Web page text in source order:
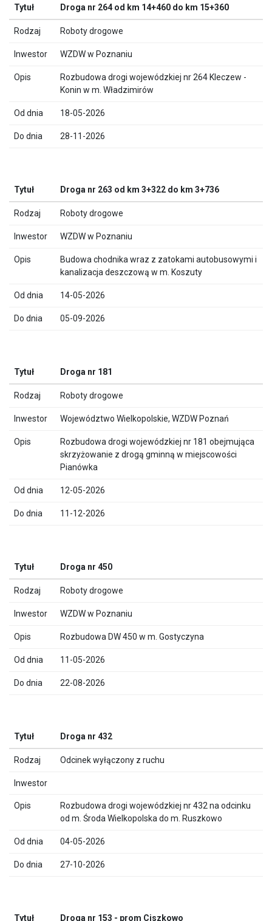
Droga nr 264 od km 14+460 do km 15+360
Roboty drogowe
WZDW w Poznaniu
Rozbudowa drogi wojewódzkiej nr 264 Kleczew -
Konin w m. Władzimirów
18-05-2026
28-11-2026
Droga nr 263 od km 3+322 do km 3+736
Roboty drogowe
WZDW w Poznaniu
Budowa chodnika wraz z zatokami autobusowymi i
kanalizacja deszczową w m. Koszuty
14-05-2026
05-09-2026
Droga nr 181
Roboty drogowe
Województwo Wielkopolskie, WZDW Poznań
Rozbudowa drogi wojewódzkiej nr 181 obejmująca
skrzyżowanie z drogą gminną w miejscowości
Pianówka
12-05-2026
11-12-2026
Droga nr 450
Roboty drogowe
WZDW w Poznaniu
Rozbudowa DW 450 w m. Gostyczyna
11-05-2026
22-08-2026
Droga nr 432
Odcinek wyłączony z ruchu
Rozbudowa drogi wojewódzkiej nr 432 na odcinku
od m. Środa Wielkopolska do m. Ruszkowo
04-05-2026
27-10-2026
Droga nr 153 - prom Ciszkowo